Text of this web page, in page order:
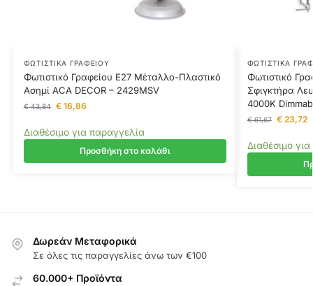
ΦΩΤΙΣΤΙΚΆ ΓΡΑΦΕΊΟΥ
Φωτιστικό Γραφείου E27 Μέταλλο-Πλαστικό
Ασημί ACA DECOR – 2429MSV
€43,84 €16,86
Διαθέσιμο για παραγγελία
Προσθήκη στο καλάθι
ΦΩΤΙΣΤΙΚΆ
Φωτιστικό
Σφιγκτήρα
4000K
€61,67 €23,72
Διαθέσιμο
Δωρεάν Μεταφορικά
Σε όλες τις παραγγελίες άνω των €100
60.000+ Προϊόντα